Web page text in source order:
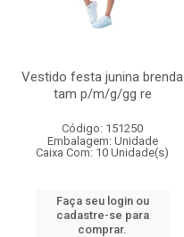
Vestido festa junina brenda
tam p/m/g/gg re
Código: 151250
Embalagem: Unidade
Caixa Com: 10 Unidade(s)
Faça seu login ou
cadastre-se para
comprar.